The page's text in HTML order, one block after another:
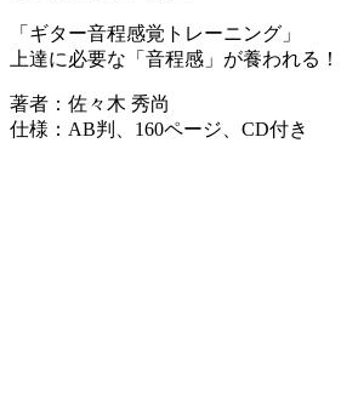
「ギター音程感覚トレーニング」
上達に必要な「音程感」が養われる！
著者：佐々木 秀尚
仕様：AB判、160ページ、CD付き